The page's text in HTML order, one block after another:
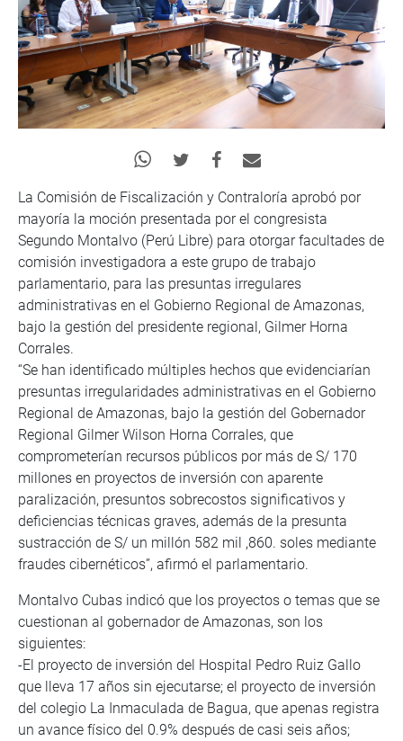
La Comisión de Fiscalización y Contraloría aprobó por
mayoría la moción presentada por el congresista
Segundo Montalvo (Perú Libre) para otorgar facultades de
comisión investigadora a este grupo de trabajo
parlamentario, para las presuntas irregulares
administrativas en el Gobierno Regional de Amazonas,
bajo la gestión del presidente regional, Gilmer Horna
Corrales.
“Se han identificado múltiples hechos que evidenciarían
presuntas irregularidades administrativas en el Gobierno
Regional de Amazonas, bajo la gestión del Gobernador
Regional Gilmer Wilson Horna Corrales, que
comprometerían recursos públicos por más de S/ 170
millones en proyectos de inversión con aparente
paralización, presuntos sobrecostos significativos y
deficiencias técnicas graves, además de la presunta
sustracción de S/ un millón 582 mil ,860. soles mediante
fraudes cibernéticos”, afirmó el parlamentario.
Montalvo Cubas indicó que los proyectos o temas que se
cuestionan al gobernador de Amazonas, son los
siguientes:
-El proyecto de inversión del Hospital Pedro Ruiz Gallo
que lleva 17 años sin ejecutarse; el proyecto de inversión
del colegio La Inmaculada de Bagua, que apenas registra
un avance físico del 0.9% después de casi seis años;